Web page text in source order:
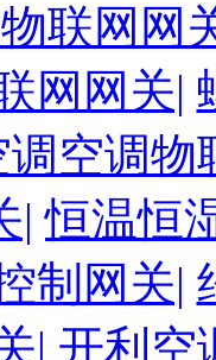
联网网
网网关|
调空调物
| 恒温恒
制网关|
| 开利空